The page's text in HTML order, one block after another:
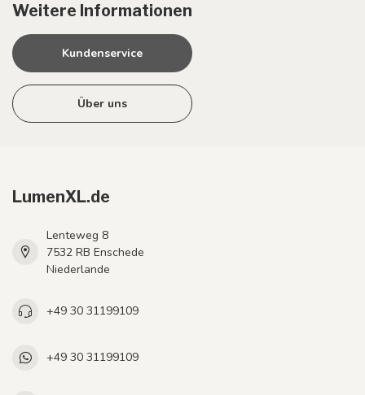
Weitere Informationen
Kundenservice
Über uns
LumenXL.de
Lenteweg 8
7532 RB Enschede
Niederlande
+49 30 31199109
+49 30 31199109